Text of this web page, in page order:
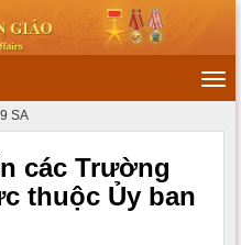
SA
các Trường
thuộc Ủy ban